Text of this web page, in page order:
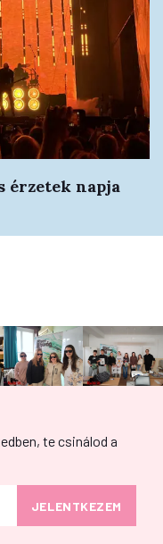
érzetek napja
te csinálod a